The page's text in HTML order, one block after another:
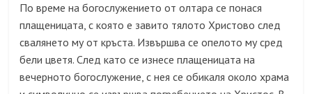
По време на богослужението от олтара се понася
плащеницата, с която е завито тялото Христово след
свалянето му от кръста. Извършва се опелото му сред
бели цветя. След като се изнесе плащеницата на
вечерното богослужение, с нея се обикаля около храма